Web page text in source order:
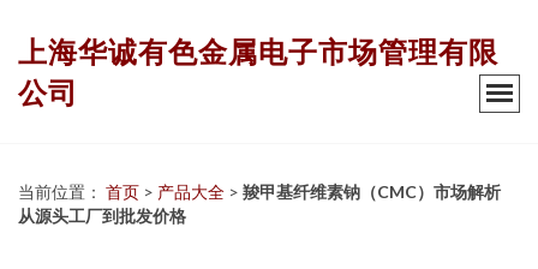
上海华诚有色金属电子市场管理有限
公司
当前位置： 首页 > 产品大全 > 羧甲基纤维素钠（CMC）市场解析
从源头工厂到批发价格